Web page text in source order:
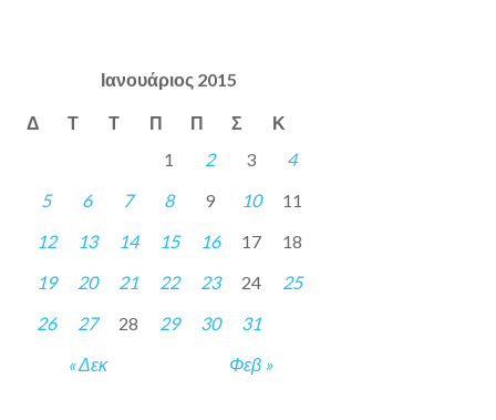
Ιανουάριος 2015
Δ Τ Τ Π Π Σ Κ
« Δεκ Φεβ »
1 2 3
4
5
6 7 8 9 10
11
12
13 14 15 16 17
18
19
20 21 22 23 24
25
26
27 28 29 30 31